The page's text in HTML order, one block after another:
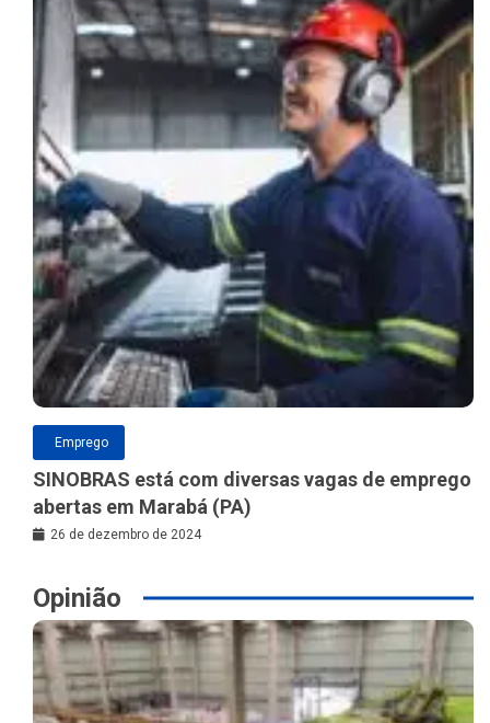
Emprego
SINOBRAS está com diversas vagas de emprego
abertas em Marabá (PA)
26 de dezembro de 2024
Opinião